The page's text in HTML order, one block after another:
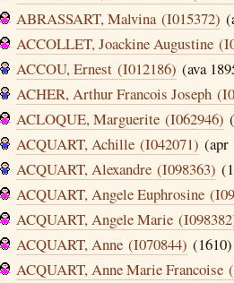
ABRASSART, Malvina (I015372)
ACCOLLET, Joackine Augustine
ACCOU, Ernest (I012186) (ava
ACHER, Arthur Francois Joseph
ACLOQUE, Marguerite (I062946)
ACQUART, Achille (I042071) (apr
ACQUART, Alexandre (I098363)
ACQUART, Angele Euphrosine
ACQUART, Angele Marie
ACQUART, Anne (I070844) (1610)
ACQUART, Anne Marie Francoise